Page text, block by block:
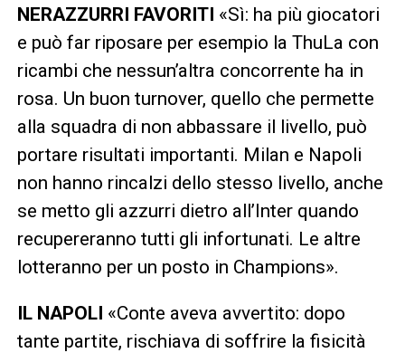
NERAZZURRI FAVORITI «Sì: ha più giocatori
e può far riposare per esempio la ThuLa con
ricambi che nessun’altra concorrente ha in
rosa. Un buon turnover, quello che permette
alla squadra di non abbassare il livello, può
portare risultati importanti. Milan e Napoli
non hanno rincalzi dello stesso livello, anche
se metto gli azzurri dietro all’Inter quando
recupereranno tutti gli infortunati. Le altre
lotteranno per un posto in Champions».
IL NAPOLI «Conte aveva avvertito: dopo
tante partite, rischiava di soffrire la fisicità